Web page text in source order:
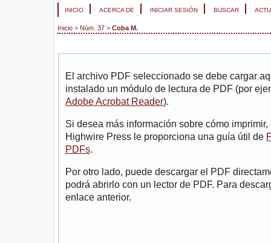
INICIO ACERCA DE INICIAR SESIÓN BUSCAR
Inicio > Núm. 37 > Coba M.
El archivo PDF seleccionado se debe cargar
instalado un módulo de lectura de PDF (por
Adobe Acrobat Reader).
Si desea más información sobre cómo
Highwire Press le proporciona una guía útil de
PDFs.
Por otro lado, puede descargar el PDF
podrá abrirlo con un lector de PDF. Para
enlace anterior.